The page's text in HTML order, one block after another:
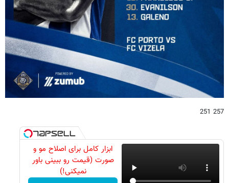
257 251
ابزار کامل برای اصلاح مو و
صورت (قیمت رو ببینی باور
نمیکنی!)